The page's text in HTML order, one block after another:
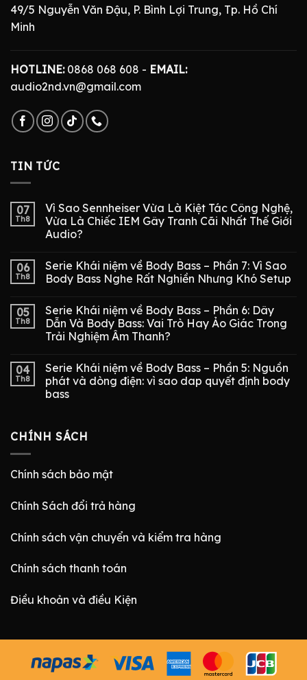
49/5 Nguyễn Văn Đậu, P. Bình Lợi Trung, Tp. Hồ Chí
Minh
HOTLINE:0868 068 608 - EMAIL:
audio2nd.vn@gmail.com
TIN TỨC
07
Th8
Vì Sao Sennheiser Vừa Là Kiệt Tác Công Nghệ,
Vừa Là Chiếc IEM Gây Tranh Cãi Nhất Thế Giới
Audio?
06
Th8
Serie Khái niệm về Body Bass – Phần 7: Vì Sao
Body Bass Nghe Rất Nghiền Nhưng Khó Setup
05
Th8
Serie Khái niệm về Body Bass – Phần 6: Dây
Dẫn Và Body Bass: Vai Trò Hay Ảo Giác Trong
Trải Nghiệm Âm Thanh?
04
Th8
Serie Khái niệm về Body Bass – Phần 5: Nguồn
phát và dòng điện: vì sao dap quyết định body
bass
CHÍNH SÁCH
Chính sách bảo mật
Chính Sách đổi trả hàng
Chính sách vận chuyển và kiểm tra hàng
Chính sách thanh toán
Điều khoản và điều Kiện